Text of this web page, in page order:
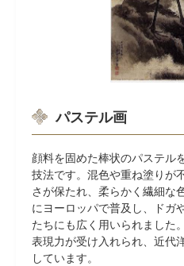
パステル画
顔料を固めた棒状のパステル
技法です。混色や重ね塗りが
さが保たれ、柔らかく繊細な
にヨーロッパで普及し、ドガ
たちにも広く用いられました
表現力が受け入れられ、近代
しています。